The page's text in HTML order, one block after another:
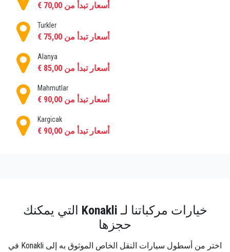
أسعار تبدأ من 70,00 €
Turkler
أسعار تبدأ من 75,00 €
Alanya
أسعار تبدأ من 85,00 €
Mahmutlar
أسعار تبدأ من 90,00 €
Kargicak
أسعار تبدأ من 90,00 €
خيارات مركباتنا لـ Konakli التي يمكنك
حجزها
اختر من أسطول سيارات النقل الخاص الموثوق به إلى Konakli في